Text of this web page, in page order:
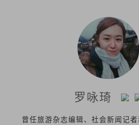
罗咏琦
曾任旅游杂志编辑、社会新闻记